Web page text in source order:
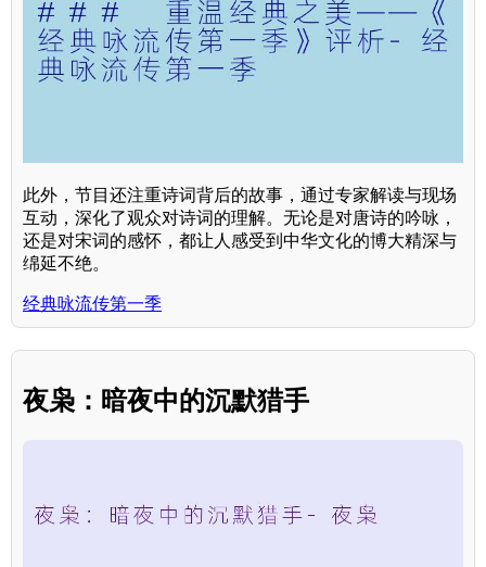
此外，节目还注重诗词背后的故事，通过专家解读与现场
互动，深化了观众对诗词的理解。无论是对唐诗的吟咏，
还是对宋词的感怀，都让人感受到中华文化的博大精深与
绵延不绝。
经典咏流传第一季
夜枭：暗夜中的沉默猎手